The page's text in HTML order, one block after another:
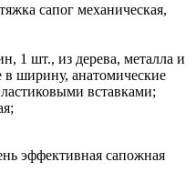
сапог механическая,
1 шт., из дерева, металла и
в ширину, анатомические
вставками;
эффективная сапожная